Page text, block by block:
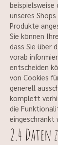
beispielsweise
unseres
Produkte
Sie können
dass Sie über
vorab
entscheiden
von Cookies
generell
komplett
die
eingeschränkt
2.4